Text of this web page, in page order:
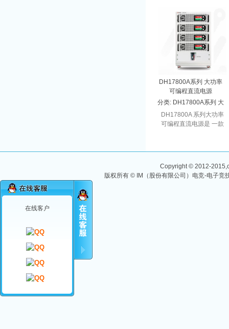
的电压电流分辨 率、优
异的输出精度和置信度，
使其能够胜任 基...
DH17800A系列 大功率
可编程直流电源
分类: DH17800A系列 大
功率可编程直流电源
DH17800A 系列大功率
可编程直流电源是 一款
15kW 的大功率直流输
压...
Copyright © 2012-
版权所有 © IM（股份有限公司）电竞-电子
在线客户